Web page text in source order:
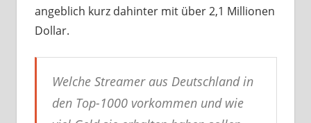
angeblich kurz dahinter mit über 2,1 Millionen
Dollar.
Welche Streamer aus Deutschland in
den Top-1000 vorkommen und wie